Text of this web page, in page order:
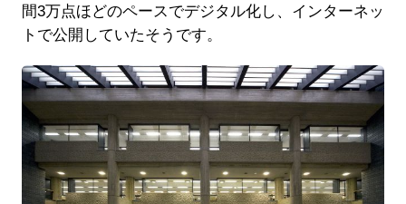
間3万点ほどのペースでデジタル化し、インターネッ
トで公開していたそうです。